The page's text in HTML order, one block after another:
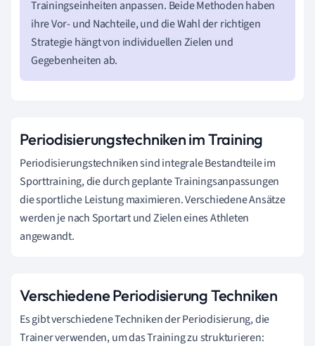
Trainingseinheiten anpassen. Beide Methoden haben
ihre Vor- und Nachteile, und die Wahl der richtigen
Strategie hängt von individuellen Zielen und
Gegebenheiten ab.
Periodisierungstechniken im Training
Periodisierungstechniken sind integrale Bestandteile im
Sporttraining, die durch geplante Trainingsanpassungen
die sportliche Leistung maximieren. Verschiedene Ansätze
werden je nach Sportart und Zielen eines Athleten
angewandt.
Verschiedene Periodisierung Techniken
Es gibt verschiedene Techniken der Periodisierung, die
Trainer verwenden, um das Training zu strukturieren: